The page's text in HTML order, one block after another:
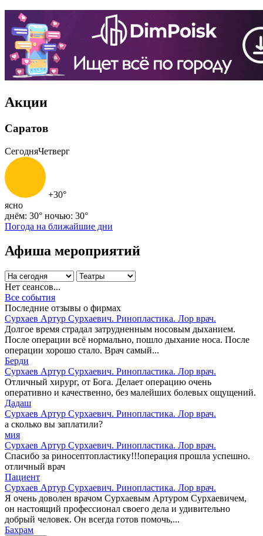
Акции
Саратов
СегодняЧетверг
+30°
ясно
днём: 30° ночью: 30°
Погода на ближайшие дни
Афиша мероприятий
Нет сеансов...
Все события
Последние отзывы о фирмах
Сурхаев Артур Сурхаевич. Ринопластика. Лор врач.
Долгое время страдал затрудненным носовым дыханием.
После операции всё нормально, пошло дыхание носа. После
операции хорошо стало. Врач самый...
Берди
Сурхаев Артур Сурхаевич. Ринопластика. Лор врач.
Отличный хирург, от Бога. Делает операцию очень
оперативно и качественно, без малейших болевых ощущений.
Дадаш
Сурхаев Артур Сурхаевич. Ринопластика. Лор врач.
а сколько вы заплатили?
мия
Сурхаев Артур Сурхаевич. Ринопластика. Лор врач.
Спасибо за риносептопластику!!!операция прошла успешно.
отличный врач
Пациент
Сурхаев Артур Сурхаевич. Ринопластика. Лор врач.
Я очень доволен врачом Сурхаевым Артуром Сурхаевичем,
он настоящий профессионал своего дела и удивительно
добрый человек. Он всегда готов помочь,...
Бахрам